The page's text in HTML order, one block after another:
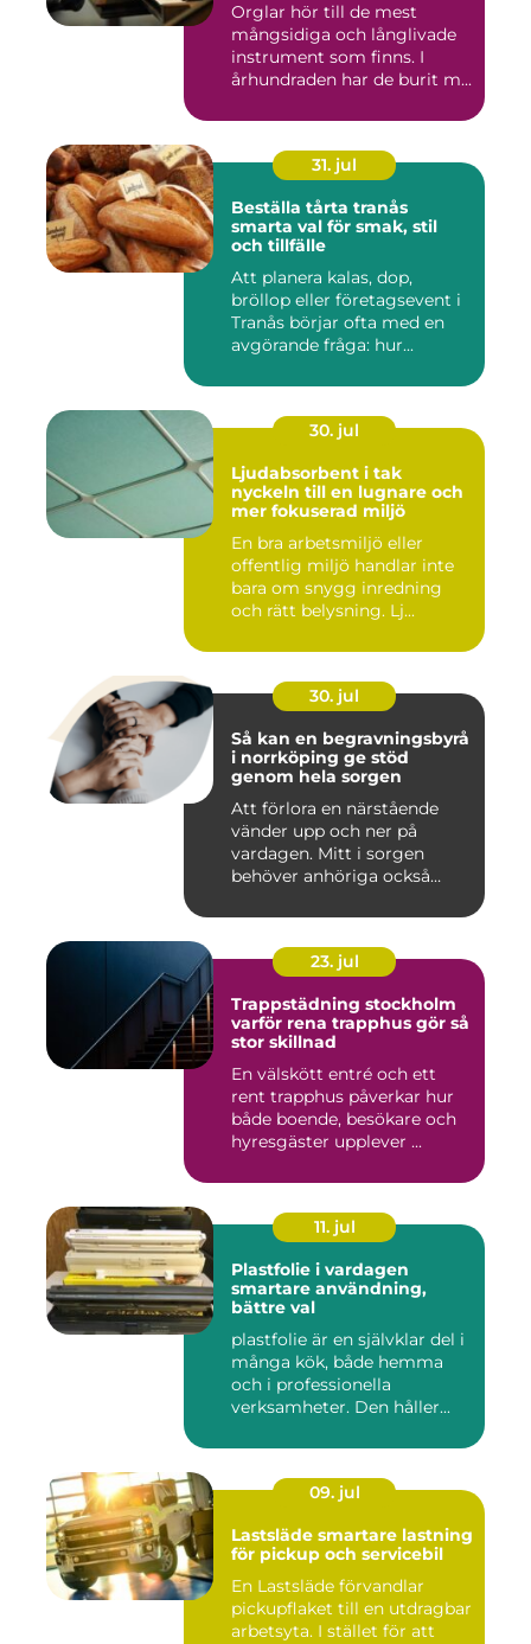
Orglar hör till de mest
mångsidiga och långlivade
instrument som finns. I
århundraden har de burit m...
31. jul
Beställa tårta tranås
smarta val för smak, stil
och tillfälle
Att planera kalas, dop,
bröllop eller företagsevent i
Tranås börjar ofta med en
avgörande fråga: hur...
30. jul
Ljudabsorbent i tak
nyckeln till en lugnare och
mer fokuserad miljö
En bra arbetsmiljö eller
offentlig miljö handlar inte
bara om snygg inredning
och rätt belysning. Lj...
30. jul
Så kan en begravningsbyrå
i norrköping ge stöd
genom hela sorgen
Att förlora en närstående
vänder upp och ner på
vardagen. Mitt i sorgen
behöver anhöriga också
23. jul
Trappstädning stockholm
varför rena trapphus gör så
stor skillnad
En välskött entré och ett
rent trapphus påverkar hur
både boende, besökare och
hyresgäster upplever ...
11. jul
Plastfolie i vardagen
smartare användning,
bättre val
plastfolie är en självklar del i
många kök, både hemma
och i professionella
verksamheter. Den håller...
09. jul
Lastsläde smartare lastning
för pickup och servicebil
En Lastsläde förvandlar
pickupflaket till en utdragbar
arbetsyta. I stället för att